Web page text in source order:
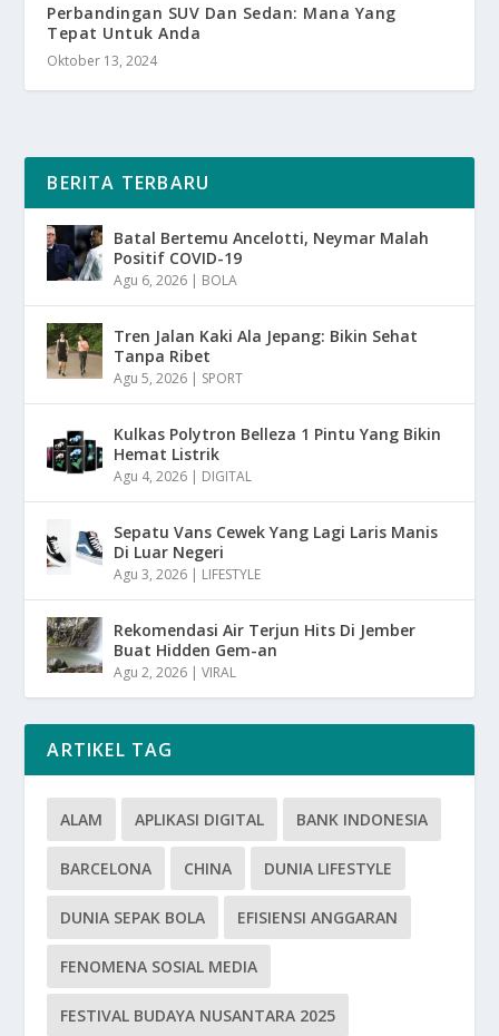
Perbandingan SUV Dan Sedan: Mana Yang
Tepat Untuk Anda
Oktober 13, 2024
BERITA TERBARU
Batal Bertemu Ancelotti, Neymar Malah
Positif COVID-19
Agu 6, 2026 | BOLA
Tren Jalan Kaki Ala Jepang: Bikin Sehat
Tanpa Ribet
Agu 5, 2026 | SPORT
Kulkas Polytron Belleza 1 Pintu Yang Bikin
Hemat Listrik
Agu 4, 2026 | DIGITAL
Sepatu Vans Cewek Yang Lagi Laris Manis
Di Luar Negeri
Agu 3, 2026 | LIFESTYLE
Rekomendasi Air Terjun Hits Di Jember
Buat Hidden Gem-an
Agu 2, 2026 |VIRAL
ARTIKEL TAG
ALAM APLIKASI DIGITAL BANK INDONESIA
BARCELONA CHINA DUNIA LIFESTYLE
DUNIA SEPAK BOLA EFISIENSI ANGGARAN
FENOMENA SOSIAL MEDIA
FESTIVAL BUDAYA NUSANTARA 2025